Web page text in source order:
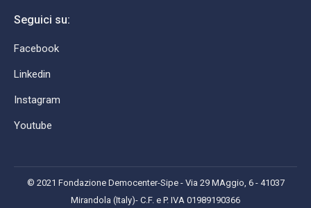
Seguici su:
Facebook
Linkedin
Instagram
Youtube
© 2021 Fondazione Democenter-Sipe - Via 29 MAggio, 6 - 41037
Mirandola (Italy)- C.F. e P. IVA 01989190366